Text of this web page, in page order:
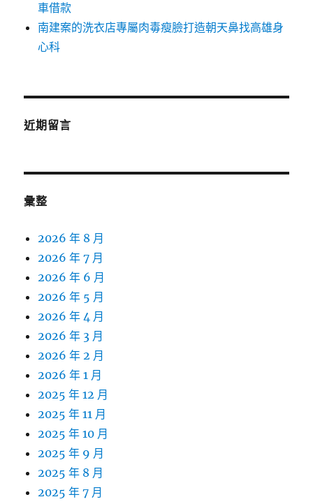
車借款
南建案的洗衣店專屬肉毒瘦臉打造朝天鼻找高雄身
心科
近期留言
彙整
2026 年 8 月
2026 年 7 月
2026 年 6 月
2026 年 5 月
2026 年 4 月
2026 年 3 月
2026 年 2 月
2026 年 1 月
2025 年 12 月
2025 年 11 月
2025 年 10 月
2025 年 9 月
2025 年 8 月
2025 年 7 月